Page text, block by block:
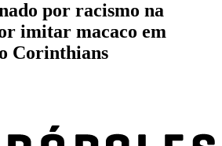
por racismo na
imitar macaco em
Corinthians